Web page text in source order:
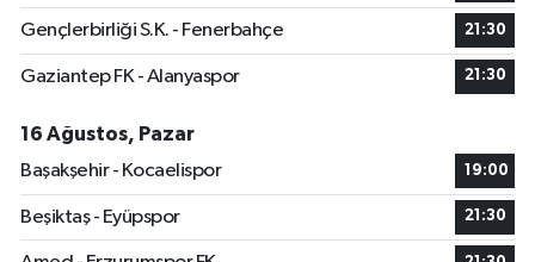
Gençlerbirliği S.K. - Fenerbahçe 21:30
Gaziantep FK - Alanyaspor 21:30
16 Ağustos, Pazar
Başakşehir - Kocaelispor
19:00
Beşiktaş - Eyüpspor 21:30